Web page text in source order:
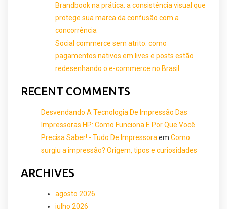
Brandbook na prática: a consistência visual que
protege sua marca da confusão com a
concorrência
Social commerce sem atrito: como
pagamentos nativos em lives e posts estão
redesenhando o e-commerce no Brasil
RECENT COMMENTS
Desvendando A Tecnologia De Impressão Das
Impressoras HP: Como Funciona E Por Que Você
Precisa Saber! - Tudo De Impressora em Como
surgiu a impressão? Origem, tipos e curiosidades
ARCHIVES
agosto 2026
julho 2026